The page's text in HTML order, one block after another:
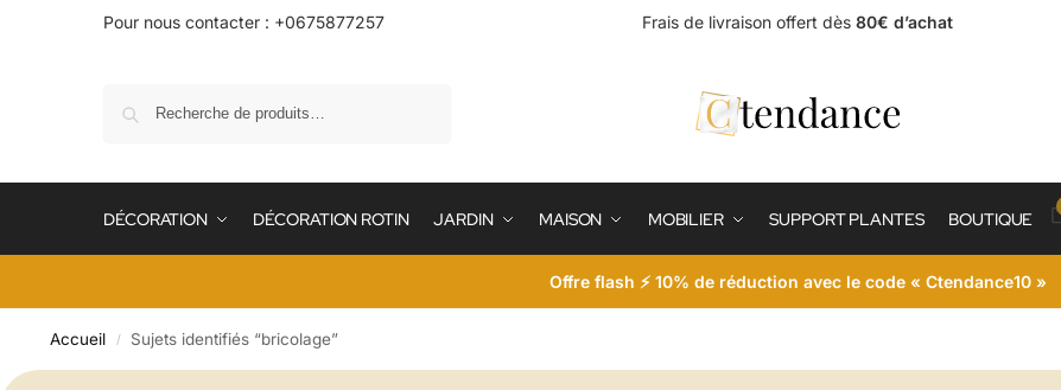
Pour nous contacter : +0675877257 Frais de livraison offert dès 80€ d’achat
DÉCORATION DÉCORATION ROTIN JARDIN MAISON MOBILIER SUPPORT PLANTES BOUTIQUE
Offre flash ⚡ 10% de réduction avec le code « Ctendance10 »
Accueil / Sujets identifiés “bricolage”